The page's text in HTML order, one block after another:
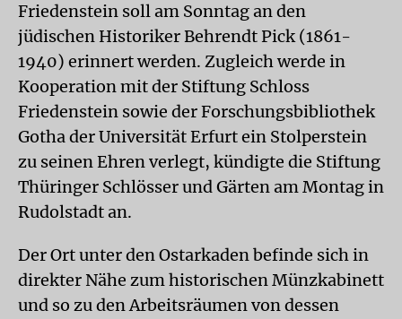
Friedenstein soll am Sonntag an den
jüdischen Historiker Behrendt Pick (1861-
1940) erinnert werden. Zugleich werde in
Kooperation mit der Stiftung Schloss
Friedenstein sowie der Forschungsbibliothek
Gotha der Universität Erfurt ein Stolperstein
zu seinen Ehren verlegt, kündigte die Stiftung
Thüringer Schlösser und Gärten am Montag in
Rudolstadt an.
Der Ort unter den Ostarkaden befinde sich in
direkter Nähe zum historischen Münzkabinett
und so zu den Arbeitsräumen von dessen